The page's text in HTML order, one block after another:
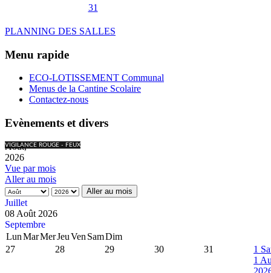
31
PLANNING DES SALLES
Menu rapide
ECO-LOTISSEMENT Communal
Menus de la Cantine Scolaire
Contactez-nous
Evènements et divers
VIGILANCE ROUGE - FEUX
Août,
2026
Vue par mois
Aller au mois
Aller au mois
Juillet
08 Août 2026
Septembre
LunMarMerJeuVen SamDim
27
28 29 30 31 1
1